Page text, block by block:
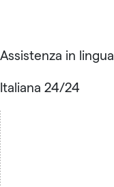
Assistenza in lingua
Italiana 24/24